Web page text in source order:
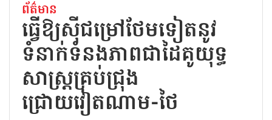
ព័ត៌មាន
ធ្វើឱ្យស៊ីជម្រៅថែមទៀតនូវ
ទំនាក់ទំនងភាពជាដៃគូយុទ្ធ
សាស្ត្រគ្រប់ជ្រុង
ជ្រោយវៀតណាម-ថៃ